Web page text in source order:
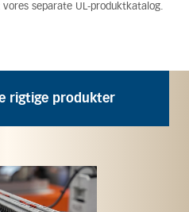
separate UL-produktkatalog.
rigtige produkter